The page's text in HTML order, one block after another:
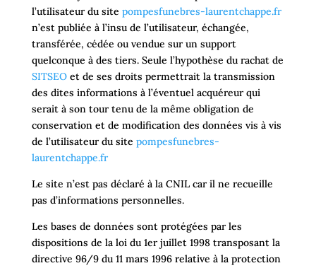
l’utilisateur du site pompesfunebres-laurentchappe.fr
n’est publiée à l’insu de l’utilisateur, échangée,
transférée, cédée ou vendue sur un support
quelconque à des tiers. Seule l’hypothèse du rachat de
SITSEOet de ses droits permettrait la transmission
des dites informations à l’éventuel acquéreur qui
serait à son tour tenu de la même obligation de
conservation et de modification des données vis à vis
de l’utilisateur du site pompesfunebres-
laurentchappe.fr
Le site n’est pas déclaré à la CNIL car il ne recueille
pas d’informations personnelles.
Les bases de données sont protégées par les
dispositions de la loi du 1er juillet 1998 transposant la
directive 96/9 du 11 mars 1996 relative à la protection